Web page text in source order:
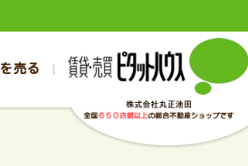
売買
売買
売る
スタッフブログ お
売却のお問合せ 入居